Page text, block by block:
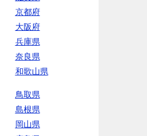
京都府
大阪府
兵庫県
奈良県
和歌山県
鳥取県
島根県
岡山県